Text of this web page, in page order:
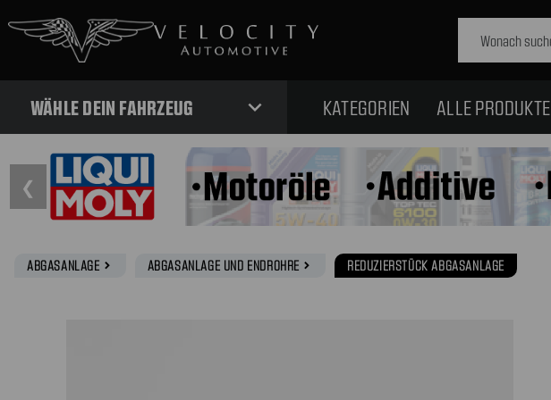
WÄHLE DEIN FAHRZEUG expand_more KATEGORIEN ALLE PRODUKTE
❮
ABGASANLAGE navigate_next ABGASANLAGE UND ENDROHRE navigate_next REDUZIERSTÜCK ABGASANLAGE